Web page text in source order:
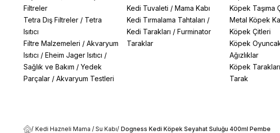
Filtreler
Tetra Dış Filtreler / Tetra
Isıtıcı
Filtre Malzemeleri / Akvaryum
Isıtıcı / Eheim Jager Isıtıcı /
Sağlık ve Bakım / Yedek
Parçalar / Akvaryum Testleri
Kedi Tuvaleti / Mama Kabı
Kedi Tırmalama Tahtaları /
Kedi Tarakları / Furminator
Taraklar
Köpek Taşıma
Metal Köpek
Köpek Çitleri
Köpek
Ağızlıklar
Köpek Tarakları
Tarak
/ Kedi Hazneli Mama / Su Kabı/ Dogness Kedi Köpek Seyahat Suluğu 400ml Pembe